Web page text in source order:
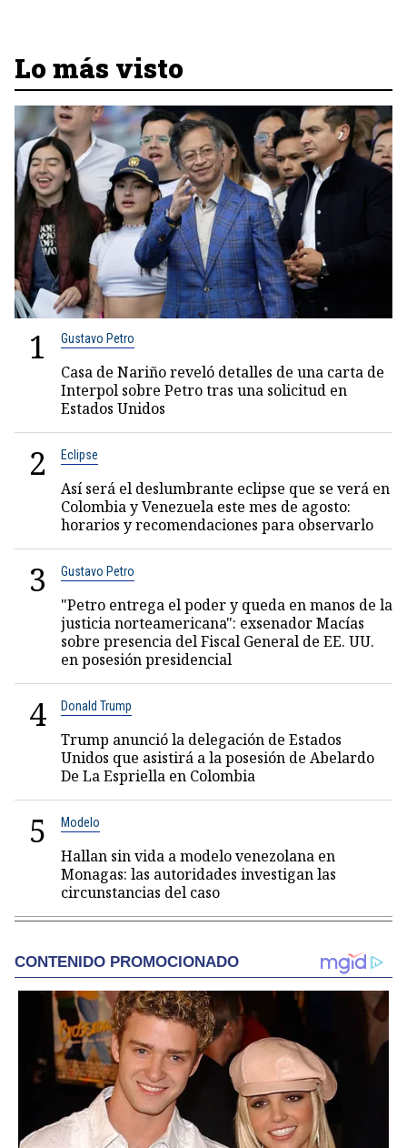
Lo más visto
1 Gustavo Petro
Casa de Nariño reveló detalles de una carta de
Interpol sobre Petro tras una solicitud en
Estados Unidos
2 Eclipse
Así será el deslumbrante eclipse que se verá en
Colombia y Venezuela este mes de agosto:
horarios y recomendaciones para observarlo
3 Gustavo Petro
"Petro entrega el poder y queda en manos de la
justicia norteamericana": exsenador Macías
sobre presencia del Fiscal General de EE. UU.
en posesión presidencial
4 Donald Trump
Trump anunció la delegación de Estados
Unidos que asistirá a la posesión de Abelardo
De La Espriella en Colombia
5 Modelo
Hallan sin vida a modelo venezolana en
Monagas: las autoridades investigan las
circunstancias del caso